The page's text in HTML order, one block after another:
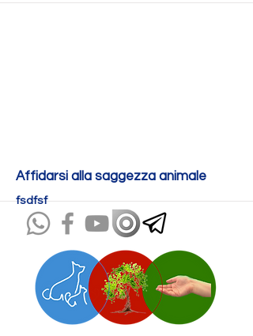
Affidarsi alla saggezza animale
fsdfsf